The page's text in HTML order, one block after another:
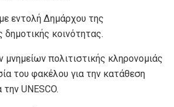
Δημάρχου της
κοινότητας.
μνημείων πολιτιστικής κληρονομιάς
του φακέλου για την κατάθεση
UNESCO.